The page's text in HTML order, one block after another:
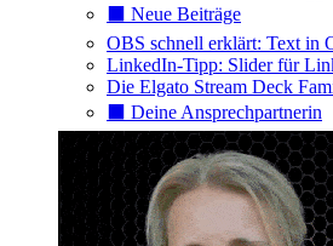
⬛️ Neue Beiträge
OBS schnell erklärt: Text in
LinkedIn-Tipp: Slider für
Die Elgato Stream Deck
⬛️ Deine Ansprechpartnerin